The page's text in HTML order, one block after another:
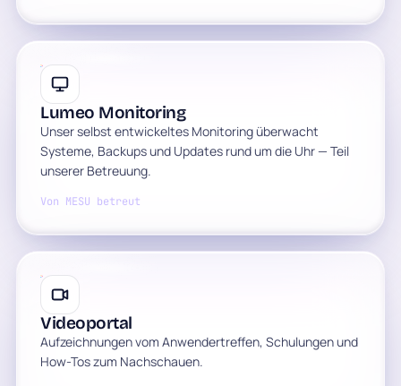
Lumeo Monitoring
Unser selbst entwickeltes Monitoring überwacht
Systeme, Backups und Updates rund um die Uhr — Teil
unserer Betreuung.
Von MESU betreut
Videoportal
Aufzeichnungen vom Anwendertreffen, Schulungen und
How-Tos zum Nachschauen.